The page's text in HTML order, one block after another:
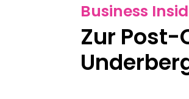
Business
Zur Post-